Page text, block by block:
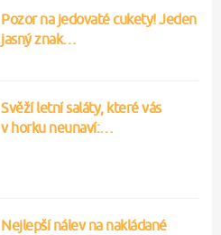
Pozor na jedovaté cukety! Jeden
jasný znak…
Svěží letní saláty, které vás
v horku neunaví:…
Nejlepší nálev na nakládané